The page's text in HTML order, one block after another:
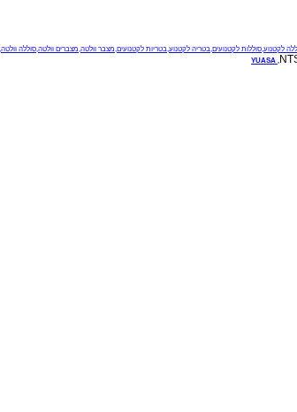
לקטנוע,סוללות לקטנועים,בטריה לקטנוע,בטריות לקטנועים,מצבר וולטה,מצברים וולטה,סוללה
YUASA ,